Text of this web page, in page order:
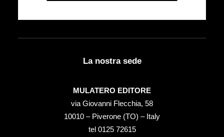
La nostra sede
MULATERO EDITORE
via Giovanni Flecchia, 58
10010 – Piverone (TO) – Italy
tel ‭0125 72615‬